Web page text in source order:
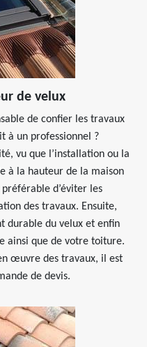
de velux
de confier les travaux
à un professionnel ?
vu que l’installation ou la
à la hauteur de la maison
d’éviter les
des travaux. Ensuite,
durable du velux et enfin
ainsi que de votre toiture.
œuvre des travaux, il est
de devis.